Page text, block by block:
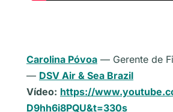
Carolina Póvoa — Gerente de
— DSV Air & Sea Brazil
Vídeo: https://
D9hh6i8PQU&t=330s